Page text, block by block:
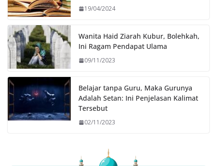
19/04/2024
Wanita Haid Ziarah Kubur, Bolehkah,
Ini Ragam Pendapat Ulama
09/11/2023
Belajar tanpa Guru, Maka Gurunya
Adalah Setan: Ini Penjelasan Kalimat
Tersebut
02/11/2023